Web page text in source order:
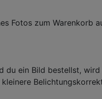
Fotos zum Warenkorb
du ein Bild bestellst,